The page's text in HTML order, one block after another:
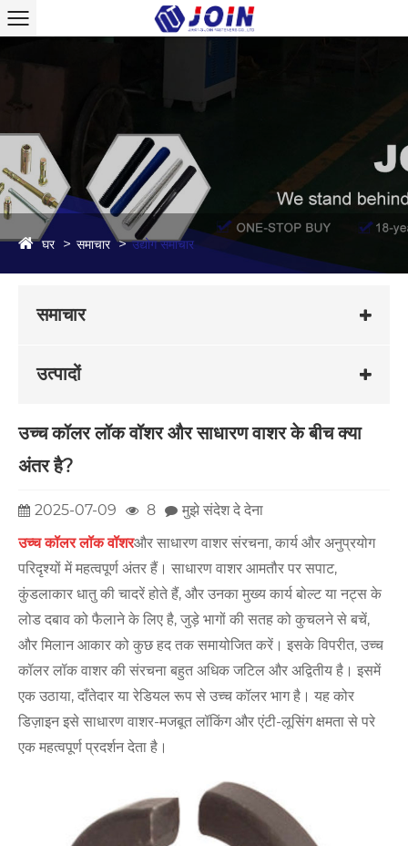
घर समाचार उद्योग समाचार
समाचार
उत्पादों
उच्च कॉलर लॉक वॉशर और साधारण वाशर के बीच क्या
अंतर है?
2025-07-09 8
मुझे संदेश दे देना
उच्च कॉलर लॉक वॉशरऔर साधारण वाशर संरचना, कार्य और अनुप्रयोग
परिदृश्यों में महत्वपूर्ण अंतर हैं। साधारण वाशर आमतौर पर सपाट,
कुंडलाकार धातु की चादरें होते हैं, और उनका मुख्य कार्य बोल्ट या नट्स के
लोड दबाव को फैलाने के लिए है, जुड़े भागों की सतह को कुचलने से बचें,
और मिलान आकार को कुछ हद तक समायोजित करें। इसके विपरीत, उच्च
कॉलर लॉक वाशर की संरचना बहुत अधिक जटिल और अद्वितीय है। इसमें
एक उठाया, दाँतेदार या रेडियल रूप से उच्च कॉलर भाग है। यह कोर
डिज़ाइन इसे साधारण वाशर-मजबूत लॉकिंग और एंटी-लूसिंग क्षमता से परे
एक महत्वपूर्ण प्रदर्शन देता है।